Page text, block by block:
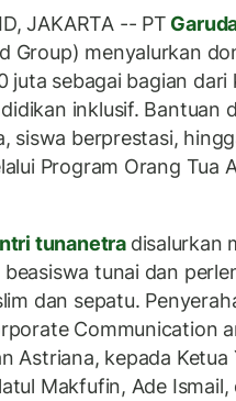
JAKARTA -- PT
Group) menyalurkan
juta sebagai bagian
inklusif. Bantuan
siswa berprestasi,
Program Orang Tua
tunanetra disalurkan
beasiswa tunai dan
dan sepatu.
Communication
Astriana, kepada Ketua
Makfufin, Ade Ismail,